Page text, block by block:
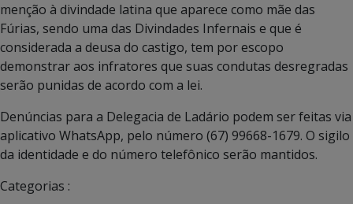
menção à divindade latina que aparece como mãe das
Fúrias, sendo uma das Divindades Infernais e que é
considerada a deusa do castigo, tem por escopo
demonstrar aos infratores que suas condutas desregradas
serão punidas de acordo com a lei.
Denúncias para a Delegacia de Ladário podem ser feitas via
aplicativo WhatsApp, pelo número (67) 99668-1679. O sigilo
da identidade e do número telefônico serão mantidos.
Categorias :